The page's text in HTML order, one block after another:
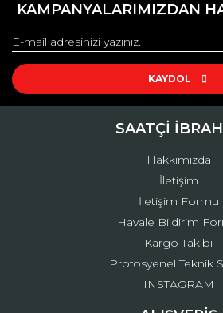
Görüş ve önerileriniz için teşekkür
Ürün resmi kalitesiz, bozuk veya
Ürün açıklamasında eksik bilgiler
Ürün fiyatı diğer sitelerden daha pahalı.
Gönder
KAMPANYALARIMIZDAN
KAYDOL
SAATÇİ
Hakkımızda
İletişim
İletişim Formu
Havale Bildirim
Kargo Takibi
Profosyenel Teknik
INSTAGRAM